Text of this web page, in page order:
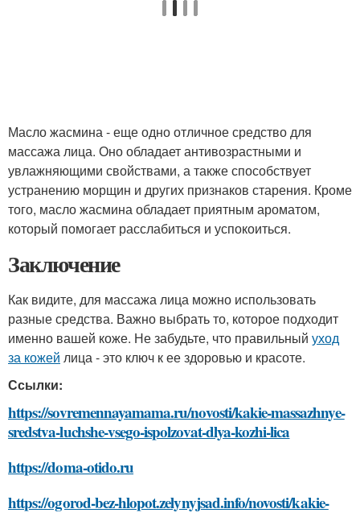
Масло жасмина - еще одно отличное средство для
массажа лица. Оно обладает антивозрастными и
увлажняющими свойствами, а также способствует
устранению морщин и других признаков старения. Кроме
того, масло жасмина обладает приятным ароматом,
который помогает расслабиться и успокоиться.
Заключение
Как видите, для массажа лица можно использовать
разные средства. Важно выбрать то, которое подходит
именно вашей коже. Не забудьте, что правильный уход
за кожей лица - это ключ к ее здоровью и красоте.
Ссылки:
https://sovremennayamama.ru/novosti/kakie-massazhnye-
sredstva-luchshe-vsego-ispolzovat-dlya-kozhi-lica
https://doma-otido.ru
https://ogorod-bez-hlopot.zelynyjsad.info/novosti/kakie-